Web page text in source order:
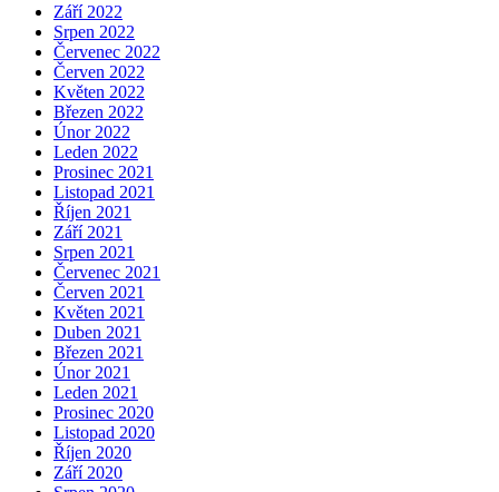
Září 2022
Srpen 2022
Červenec 2022
Červen 2022
Květen 2022
Březen 2022
Únor 2022
Leden 2022
Prosinec 2021
Listopad 2021
Říjen 2021
Září 2021
Srpen 2021
Červenec 2021
Červen 2021
Květen 2021
Duben 2021
Březen 2021
Únor 2021
Leden 2021
Prosinec 2020
Listopad 2020
Říjen 2020
Září 2020